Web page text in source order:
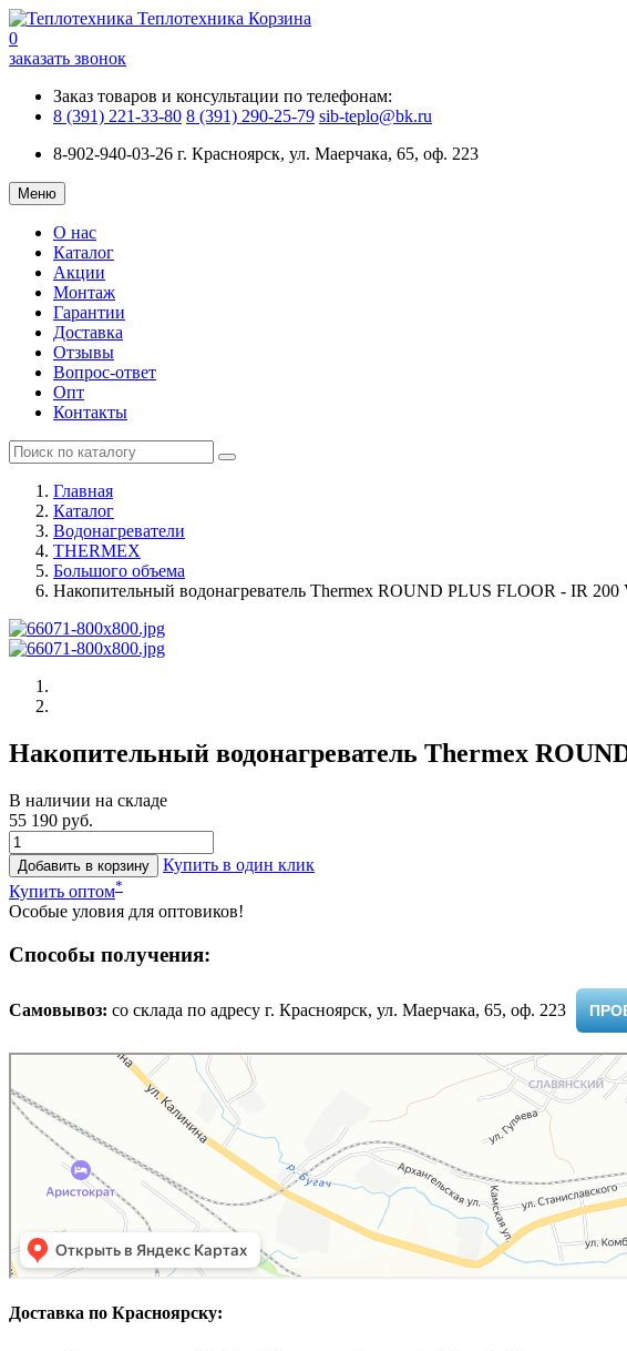
Теплотехника Корзина
0
заказать звонок
Заказ товаров и консультации по телефонам:
8 (391) 221-33-80 8 (391) 290-25-79 sib-teplo@bk.ru
8-902-940-03-26 г. Красноярск, ул. Маерчака, 65, оф. 223
Меню
О нас
Каталог
Акции
Монтаж
Гарантии
Доставка
Отзывы
Вопрос-ответ
Опт
Контакты
Главная
Каталог
Водонагреватели
THERMEX
Большого объема
Накопительный водонагреватель Thermex ROUND PLUS FLOOR - IR 200
Накопительный водонагреватель Thermex
В наличии на складе
55 190 руб.
Добавить в корзину
Купить в один клик
Купить оптом*
Особые уловия для оптовиков!
Способы получения:
Самовывоз: cо склада по адресу г. Красноярск, ул. Маерчака, 65, оф. 223 ​
Доставка по Красноярску: